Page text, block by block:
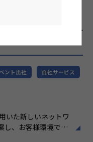
自動化・AIなど先端技
変える企業！
のリモー
ント出社
自社サービス
いた新しいネットワ
し、お客様環境でゼ